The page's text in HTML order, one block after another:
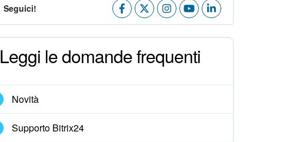
Seguici!
Leggi le domande frequenti
Novità
Supporto Bitrix24